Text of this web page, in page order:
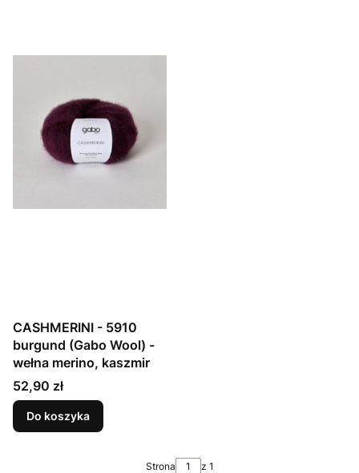
CASHMERINI - 5910
burgund (Gabo Wool) -
wełna merino, kaszmir
Cena
52,90 zł
Do koszyka
Strona z 1